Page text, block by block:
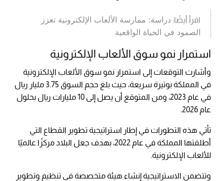
اقرأ أيضًا: دراسة: ممارسة الألعاب الإلكترونية تعزز
الصمود في الحياة الواقعية
استمرار نمو سوق الألعاب الإلكترونية
وأشارت التوقعات إلى استمرار نمو سوق الألعاب الإلكترونية
في المملكة بوتيرة سريعة، حيث بلغ حجم السوق 3.75 مليار ريال
في عام 2023، ومن المتوقع أن يصل إلى 10 مليارات ريال بحلول
عام 2026.
تأتي هذه التطورات في إطار استراتيجية تطوير القطاع التي
أطلقتها المملكة في عام 2022، بهدف جعل البلاد مركزًا عالميًا
للألعاب الإلكترونية.
وتتضمن الاستراتيجية إنشاء هيئة متخصصة في تنظيم وتطوير